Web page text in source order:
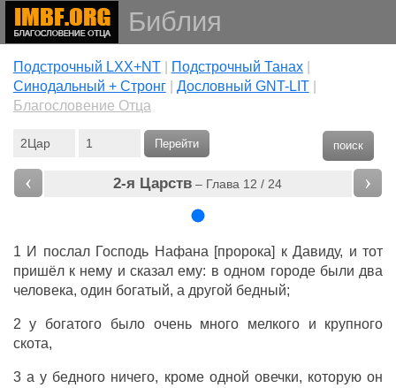
Библия
Подстрочный LXX+NT| Подстрочный Танах|
Cинодальный + Стронг| Дословный GNT-LIT|
Благословение Отца
поиск
Перейти
‹ 2-я Царств – Глава 12 / 24 ›
1 И послал Господь Нафана [пророка] к Давиду, и тот
пришёл к нему и сказал ему: в одном городе были два
человека, один богатый, а другой бедный;
2 у богатого было очень много мелкого и крупного
скота,
3 а у бедного ничего, кроме одной овечки, которую он